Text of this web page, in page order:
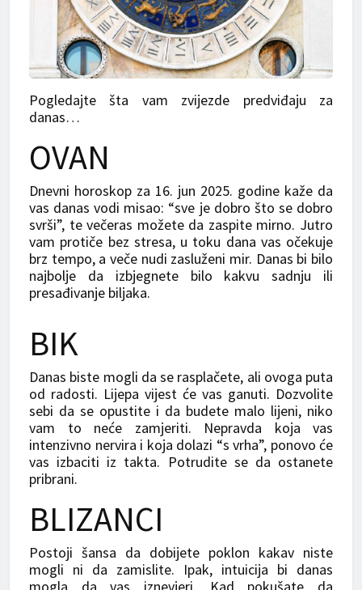
Pogledajte šta vam zvijezde predviđaju za
danas…
OVAN
Dnevni horoskop za 16. jun 2025. godine kaže da
vas danas vodi misao: “sve je dobro što se dobro
svrši”, te večeras možete da zaspite mirno. Jutro
vam protiče bez stresa, u toku dana vas očekuje
brz tempo, a veče nudi zasluženi mir. Danas bi bilo
najbolje da izbjegnete bilo kakvu sadnju ili
presađivanje biljaka.
BIK
Danas biste mogli da se rasplačete, ali ovoga puta
od radosti. Lijepa vijest će vas ganuti. Dozvolite
sebi da se opustite i da budete malo lijeni, niko
vam to neće zamjeriti. Nepravda koja vas
intenzivno nervira i koja dolazi “s vrha”, ponovo će
vas izbaciti iz takta. Potrudite se da ostanete
pribrani.
BLIZANCI
Postoji šansa da dobijete poklon kakav niste
mogli ni da zamislite. Ipak, intuicija bi danas